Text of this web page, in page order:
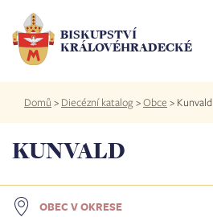
hlavnímu
obsahu
BISKUPSTVÍ
KRÁLOVÉHRADECKÉ
Drobečková
navigace
Domů > Diecézní katalog>Obce > Kunvald
KUNVALD
OBEC V OKRESE